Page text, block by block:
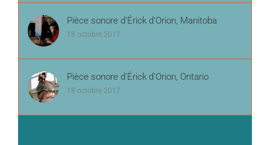
Pièce sonore d’Érick d’Orion, Manitoba
18 octobre 2017
Pièce sonore d’Érick d’Orion, Ontario
18 octobre 2017